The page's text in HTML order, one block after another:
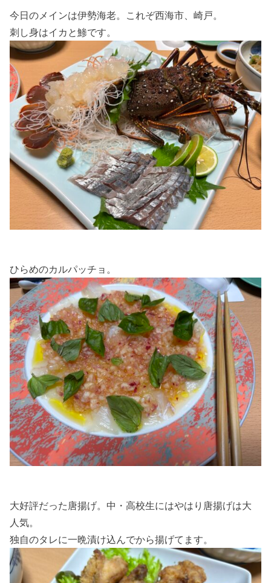
今日のメインは伊勢海老。これぞ西海市、崎戸。
刺し身はイカと鯵です。
ひらめのカルパッチョ。
大好評だった唐揚げ。中・高校生にはやはり唐揚げは大
人気。
独自のタレに一晩漬け込んでから揚げてます。